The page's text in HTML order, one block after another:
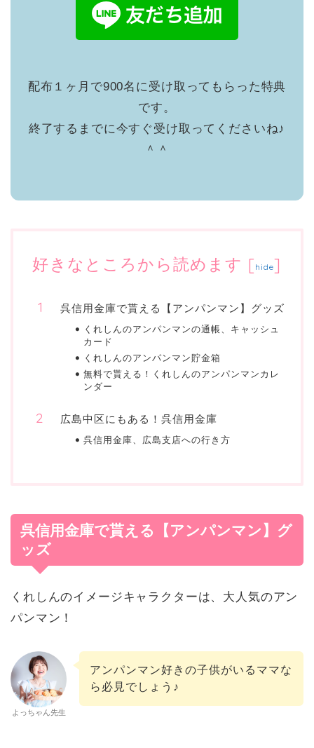
配布１ヶ月で900名に受け取ってもらった特典
です。
終了するまでに今すぐ受け取ってくださいね♪
＾＾
好きなところから読めます [ hide]
呉信用金庫で貰える【アンパンマン】グッズ
くれしんのアンパンマンの通帳、キャッシュ
カード
くれしんのアンパンマン貯金箱
無料で貰える！くれしんのアンパンマンカレ
ンダー
広島中区にもある！呉信用金庫
呉信用金庫、広島支店への行き方
呉信用金庫で貰える【アンパンマン】グ
ッズ
くれしんのイメージキャラクターは、大人気のアン
パンマン！
よっちゃん先生
アンパンマン好きの子供がいるママな
ら必見でしょう♪